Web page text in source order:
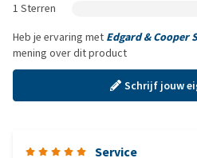
1 Sterren
Heb je ervaring met Edgard & Cooper
mening over dit product
Schrijf jouw
Service